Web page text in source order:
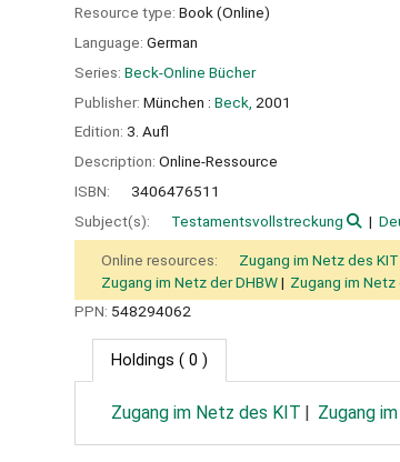
Resource type: Book (Online)
Language: German
Series: Beck-Online Bücher
Publisher: München : Beck, 2001
Edition: 3. Aufl
Description: Online-Ressource
ISBN:
3406476511
Subject(s):
Testamentsvollstreckung
Online resources:
Zugang im Netz des KIT
Zugang im Netz der DHBW
Zugang im Netz
PPN: 548294062
Holdings ( 0 )
Zugang im Netz des KIT Zugang